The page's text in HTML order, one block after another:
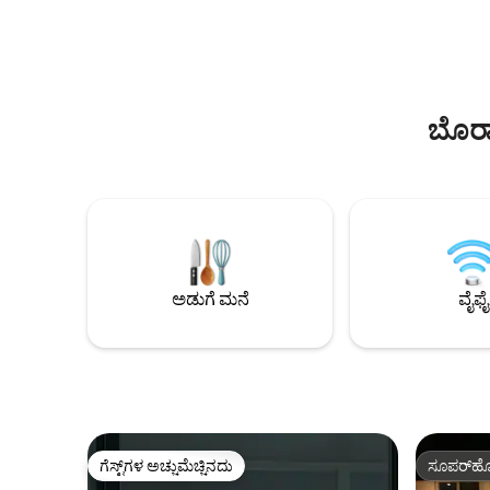
ಅಡುಗೆ ಮನೆ ವೈಫೈ
ಗೆಸ್ಟ್‌ಗಳ ಅಚ್ಚುಮೆಚ್ಚಿನದು
ಗೆಸ್ಟ್‌ಗಳ ಅಚ್ಚುಮೆಚ್ಚಿನದು